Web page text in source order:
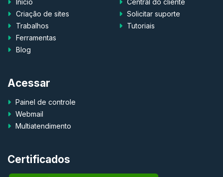
Início
Criação de sites
Trabalhos
Ferramentas
Blog
Central do cliente
Solicitar suporte
Tutoriais
Acessar
Painel de controle
Webmail
Multiatendimento
Certificados